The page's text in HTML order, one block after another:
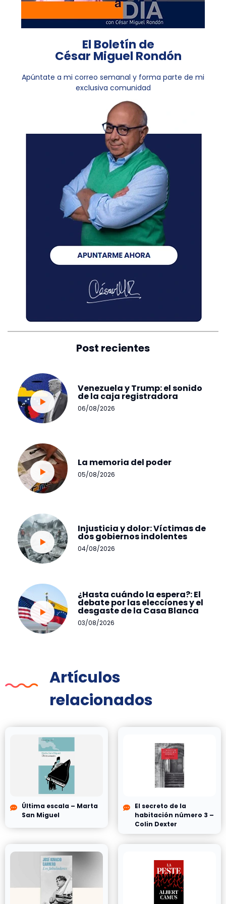
El Boletín de
César Miguel Rondón
Apúntate a mi correo semanal y forma parte de mi
exclusiva comunidad
Post recientes
Venezuela y Trump: el sonido
de la caja registradora
06/08/2026
La memoria del poder
05/08/2026
Injusticia y dolor: Víctimas de
dos gobiernos indolentes
04/08/2026
¿Hasta cuándo la espera?: El
debate por las elecciones y el
desgaste de la Casa Blanca
03/08/2026
Artículos
relacionados
Última escala – Marta
San Miguel
El secreto de la
habitación número 3 –
Colin Dexter